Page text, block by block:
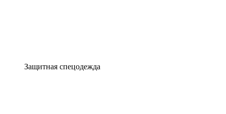
Защитная спецодежда